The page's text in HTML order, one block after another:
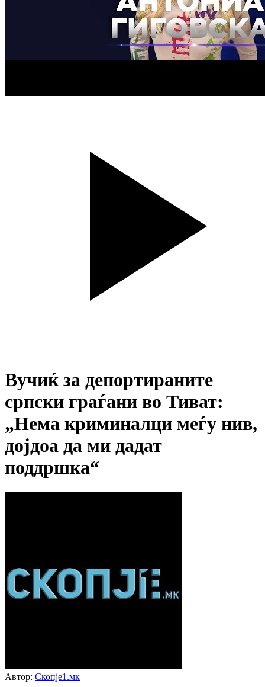
Вучиќ за депортираните
српски граѓани во Тиват:
„Нема криминалци меѓу нив,
дојдоа да ми дадат
поддршка“
Автор: Скопје1.мк